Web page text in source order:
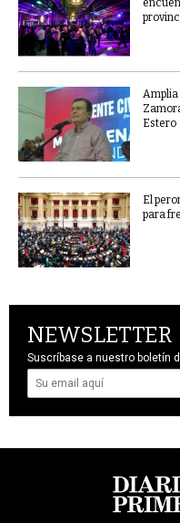
Amplia
Estero
El
para
NEWSLETTER
Suscríbase a nuestro boletín